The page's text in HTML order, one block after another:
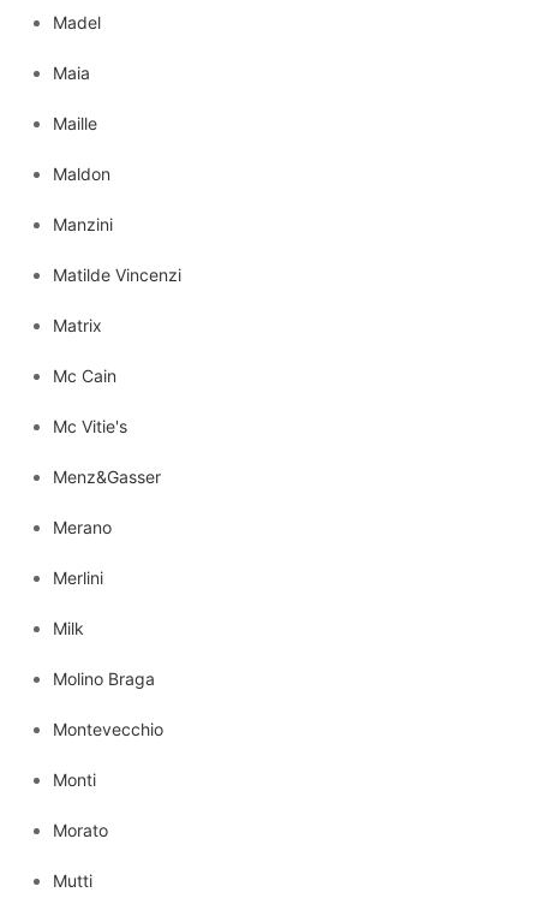
Madel
Maia
Maille
Maldon
Manzini
Matilde Vincenzi
Matrix
Mc Cain
Mc Vitie's
Menz&Gasser
Merano
Merlini
Milk
Molino Braga
Montevecchio
Monti
Morato
Mutti